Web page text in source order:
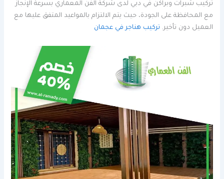
تركيب شبرات وبراكن في دبي لدى شركة الفن المعماري بسرعة الإنجاز
مع المحافظة على الجودة، حيث يتم الالتزام بالمواعيد المتفق عليها مع
العميل دون تأخير. تركيب هناجر في عجمان